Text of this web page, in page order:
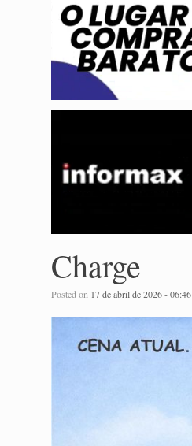
Charge
Posted on 17 de abril de 2026 - 06:46